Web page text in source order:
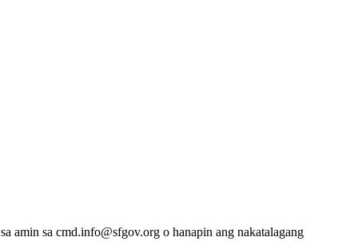
amin sa cmd.info@sfgov.org o hanapin ang nakatalagang